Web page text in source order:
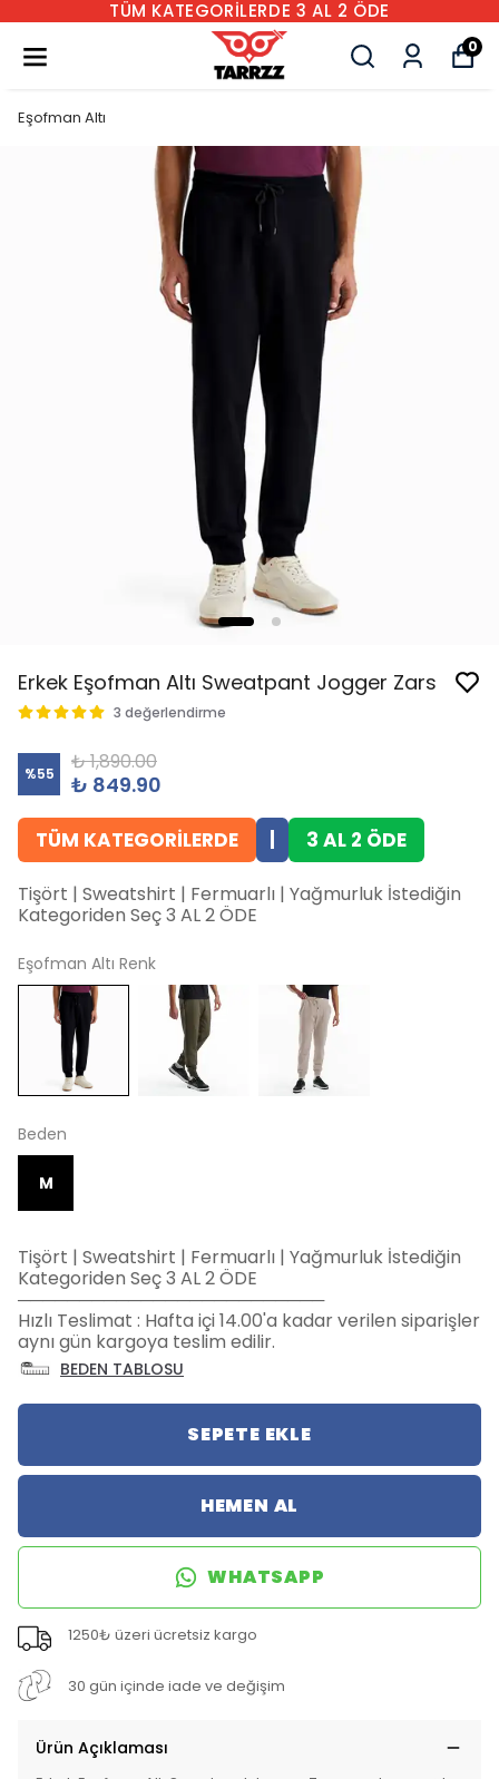
TÜM KATEGORİLERDE 3 AL 2 ÖDE
0
Eşofman Altı
Erkek Eşofman Altı Sweatpant Jogger Zars
3 değerlendirme
%55 ₺ 1,890.00
₺ 849.90
TÜM KATEGORİLERDE 3 AL 2 ÖDE
Tişört | Sweatshirt | Fermuarlı | Yağmurluk İstediğin
Kategoriden Seç 3 AL 2 ÖDE
Eşofman Altı Renk
Beden
M
Tişört | Sweatshirt | Fermuarlı | Yağmurluk İstediğin
Kategoriden Seç 3 AL 2 ÖDE
─────────────────────────
Hızlı Teslimat : Hafta içi 14.00'a kadar verilen siparişler
aynı gün kargoya teslim edilir.
BEDEN TABLOSU
SEPETE EKLE
HEMEN AL
WHATSAPP
1250₺ üzeri ücretsiz kargo
30 gün içinde iade ve değişim
Ürün Açıklaması